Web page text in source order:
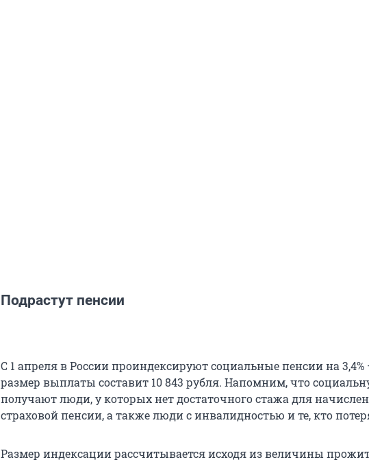
Подрастут пенсии
С 1 апреля в России проиндексируют социальные пенсии на
размер выплаты составит 10 843 рубля. Напомним, что
получают люди, у которых нет достаточного стажа для
страховой пенсии, а также люди с инвалидностью и те, кто
Размер индексации рассчитывается исходя из величины